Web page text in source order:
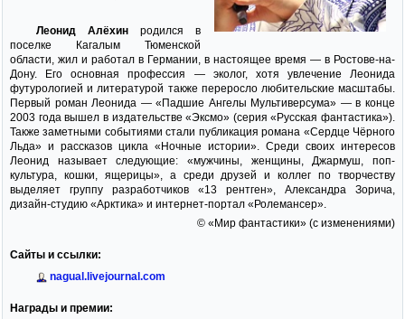
Леонид Алёхинродился в
поселке Кагалым Тюменской
области, жил и работал в Германии, в настоящее время — в Ростове-на-
Дону. Его основная профессия — эколог, хотя увлечение Леонида
футурологией и литературой также переросло любительские масштабы.
Первый роман Леонида — «Падшие Ангелы Мультиверсума» — в конце
2003 года вышел в издательстве «Эксмо» (серия «Русская фантастика»).
Также заметными событиями стали публикация романа «Сердце Чёрного
Льда» и рассказов цикла «Ночные истории». Среди своих интересов
Леонид называет следующие: «мужчины, женщины, Джармуш, поп-
культура, кошки, ящерицы», а среди друзей и коллег по творчеству
выделяет группу разработчиков «13 рентген», Александра Зорича,
дизайн-студию «Арктика» и интернет-портал «Ролемансер».
© «Мир фантастики» (с изменениями)
Сайты и ссылки:
nagual.livejournal.com
Награды и премии: